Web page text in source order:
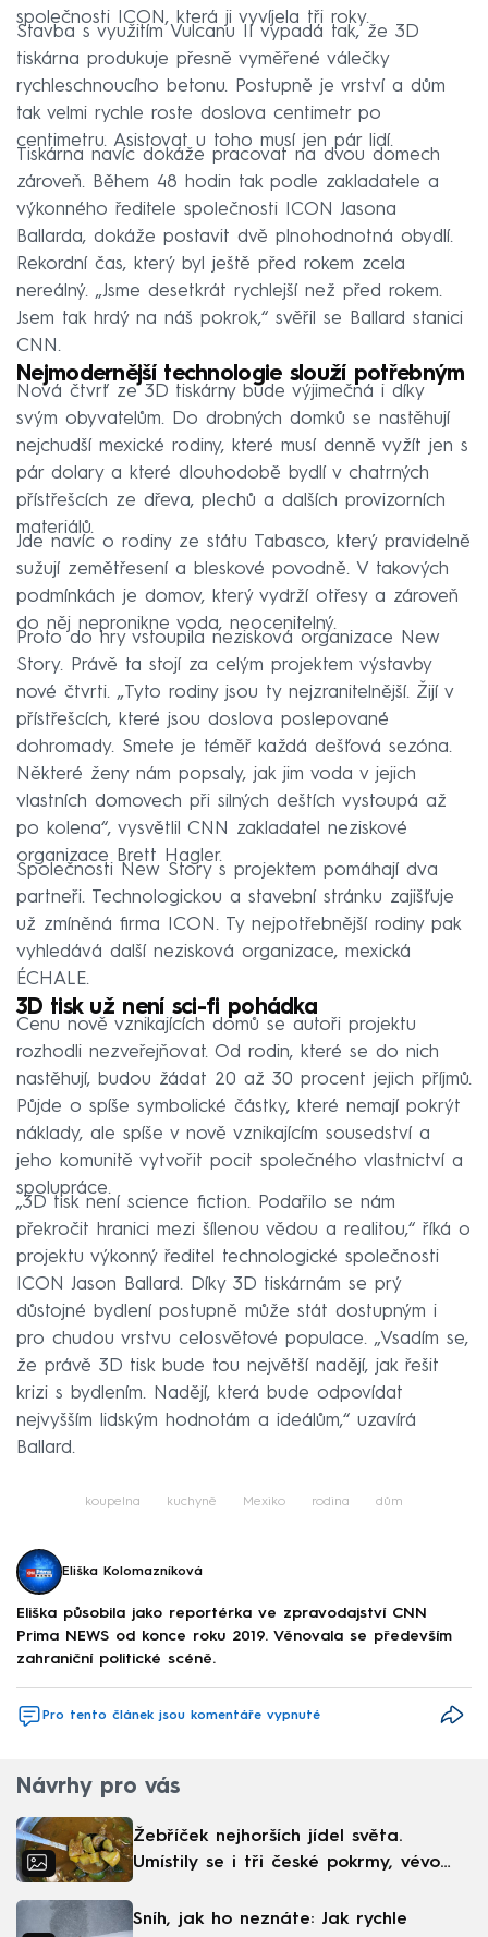
společnosti ICON, která ji vyvíjela tři roky.
Stavba s využitím Vulcanu II vypadá tak, že 3D
tiskárna produkuje přesně vyměřené válečky
rychleschnoucího betonu. Postupně je vrství a dům
tak velmi rychle roste doslova centimetr po
centimetru. Asistovat u toho musí jen pár lidí.
Tiskárna navíc dokáže pracovat na dvou domech
zároveň. Během 48 hodin tak podle zakladatele a
výkonného ředitele společnosti ICON Jasona
Ballarda, dokáže postavit dvě plnohodnotná obydlí.
Rekordní čas, který byl ještě před rokem zcela
nereálný. „Jsme desetkrát rychlejší než před rokem.
Jsem tak hrdý na náš pokrok,“ svěřil se Ballard stanici
CNN.
Nejmodernější technologie slouží potřebným
Nová čtvrť ze 3D tiskárny bude výjimečná i díky
svým obyvatelům. Do drobných domků se nastěhují
nejchudší mexické rodiny, které musí denně vyžít jen s
pár dolary a které dlouhodobě bydlí v chatrných
přístřešcích ze dřeva, plechů a dalších provizorních
materiálů.
Jde navíc o rodiny ze státu Tabasco, který pravidelně
sužují zemětřesení a bleskové povodně. V takových
podmínkách je domov, který vydrží otřesy a zároveň
do něj nepronikne voda, neocenitelný.
Proto do hry vstoupila nezisková organizace New
Story. Právě ta stojí za celým projektem výstavby
nové čtvrti. „Tyto rodiny jsou ty nejzranitelnější. Žijí v
přístřešcích, které jsou doslova poslepované
dohromady. Smete je téměř každá dešťová sezóna.
Některé ženy nám popsaly, jak jim voda v jejich
vlastních domovech při silných deštích vystoupá až
po kolena“, vysvětlil CNN zakladatel neziskové
organizace Brett Hagler.
Společnosti New Story s projektem pomáhají dva
partneři. Technologickou a stavební stránku zajišťuje
už zmíněná firma ICON. Ty nejpotřebnější rodiny pak
vyhledává další nezisková organizace, mexická
ÉCHALE.
3D tisk už není sci-fi pohádka
Cenu nově vznikajících domů se autoři projektu
rozhodli nezveřejňovat. Od rodin, které se do nich
nastěhují, budou žádat 20 až 30 procent jejich příjmů.
Půjde o spíše symbolické částky, které nemají pokrýt
náklady, ale spíše v nově vznikajícím sousedství a
jeho komunitě vytvořit pocit společného vlastnictví a
spolupráce.
„3D tisk není science fiction. Podařilo se nám
překročit hranici mezi šílenou vědou a realitou,“ říká o
projektu výkonný ředitel technologické společnosti
ICON Jason Ballard. Díky 3D tiskárnám se prý
důstojné bydlení postupně může stát dostupným i
pro chudou vrstvu celosvětové populace. „Vsadím se,
že právě 3D tisk bude tou největší nadějí, jak řešit
krizi s bydlením. Nadějí, která bude odpovídat
nejvyšším lidským hodnotám a ideálům,“ uzavírá
Ballard.
koupelna kuchyně Mexiko rodina dům
Eliška Kolomazníková
Eliška působila jako reportérka ve zpravodajství CNN
Prima NEWS od konce roku 2019. Věnovala se především
zahraniční politické scéně.
Pro tento článek jsou komentáře vypnuté
Návrhy pro vás
Žebříček nejhorších jídel světa.
Umístily se i tři české pokrmy, vévodí
Sníh, jak ho neznáte: Jak rychle